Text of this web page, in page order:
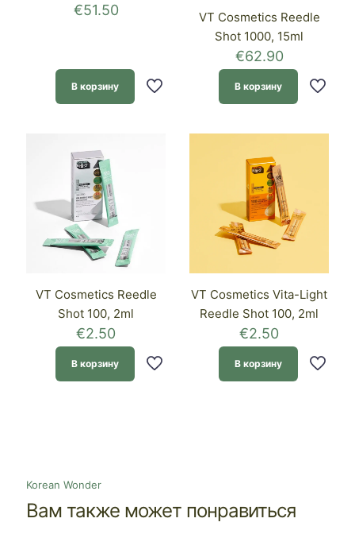
€51.50
В корзину
VT Cosmetics Reedle
Shot 1000, 15ml
€62.90
В корзину
VT Cosmetics Reedle
Shot 100, 2ml
€2.50
В корзину
VT Cosmetics Vita-Light
Reedle Shot 100, 2ml
€2.50
В корзину
Korean Wonder
Вам также может понравиться